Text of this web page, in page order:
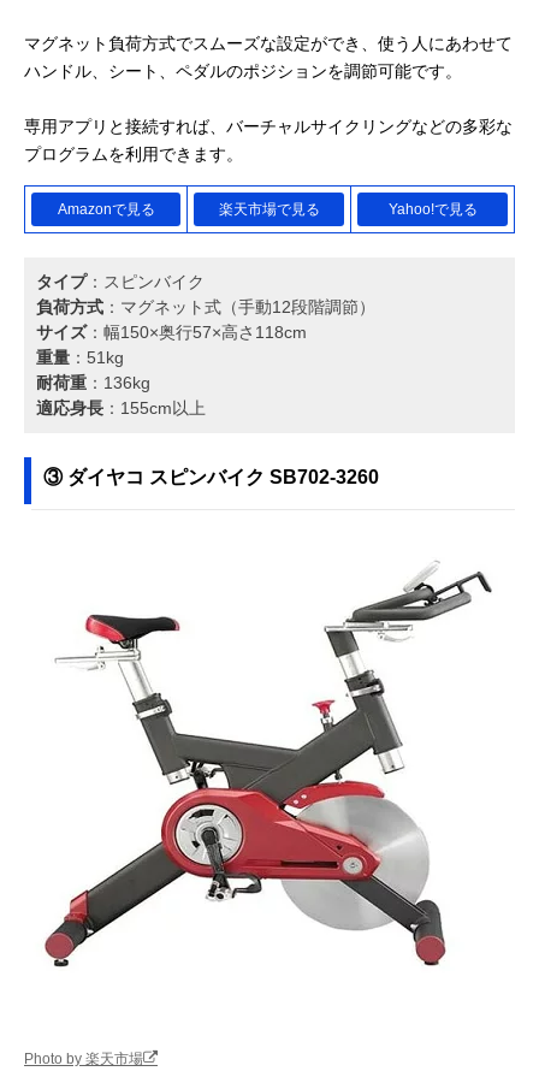
マグネット負荷方式でスムーズな設定ができ、使う人にあわせて
ハンドル、シート、ペダルのポジションを調節可能です。
専用アプリと接続すれば、バーチャルサイクリングなどの多彩な
プログラムを利用できます。
Amazonで見る 楽天市場で見る Yahoo!で見る
タイプ：スピンバイク
負荷方式 ：マグネット式（手動12段階調節）
サイズ：幅150×奥行57×高さ118cm
重量 ：51kg
耐荷重 ：136kg
適応身長 ：155cm以上
③ ダイヤコ スピンバイク SB702-3260
Photo by 楽天市場